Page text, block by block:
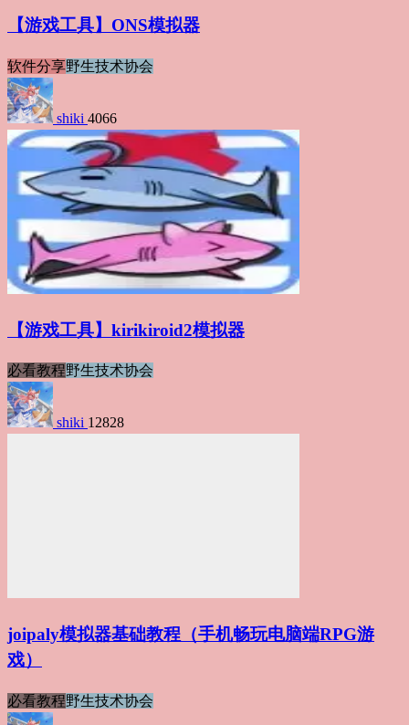
【游戏工具】ONS模拟器
软件分享野生技术协会
shiki 4066
【游戏工具】kirikiroid2模拟器
必看教程野生技术协会
shiki 12828
joipaly模拟器基础教程（手机畅玩电脑端RPG游
戏）
必看教程野生技术协会